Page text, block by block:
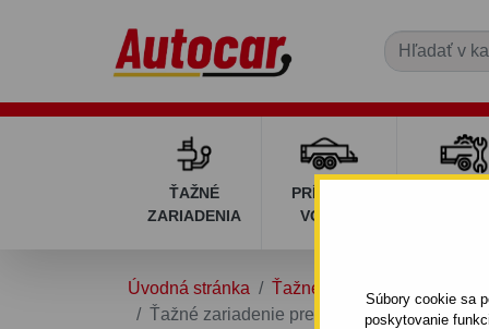
Súbory cookie sa
poskytovanie
ŤAŽNÉ
ZARIADENIA
PRÍVESNÉ
VOZÍKY
Úvodná stránka Ťažné zariadenia
Ťažné zariadenie pre Citroen C 4 - 3/5dv +